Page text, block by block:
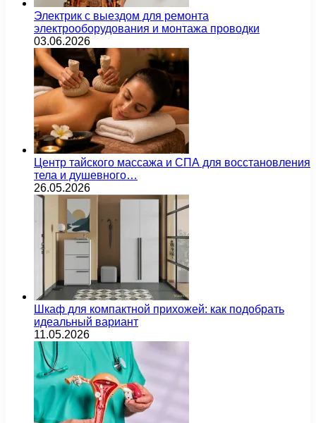
Электрик с выездом для ремонта
электрооборудования и монтажа проводки
03.06.2026
Центр тайского массажа и СПА для восстановления
тела и душевного…
26.05.2026
Шкаф для компактной прихожей: как подобрать
идеальный вариант
11.05.2026